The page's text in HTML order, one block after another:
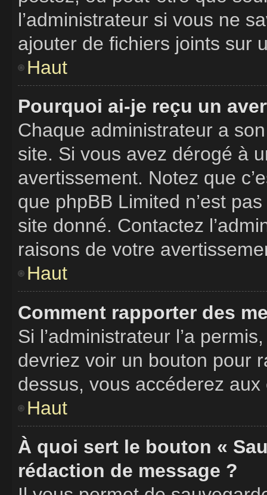
l’administrateur si vous ne
ajouter de fichiers joints sur
Haut
Pourquoi ai-je reçu un
Chaque administrateur a
site. Si vous avez dérogé à
avertissement. Notez que
que phpBB Limited n’est
site donné. Contactez
raisons de votre
Haut
Comment rapporter des
Si l’administrateur l’a
devriez voir un bouton pour
dessus, vous accéderez
Haut
À quoi sert le bouton «
rédaction de message ?